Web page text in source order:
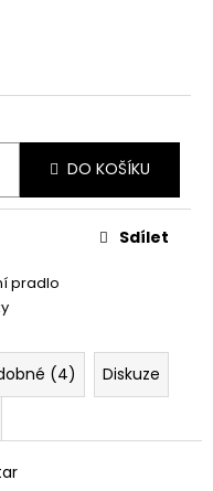
DO KOŠÍKU
pradlo
Sdílet
(4)
Diskuze